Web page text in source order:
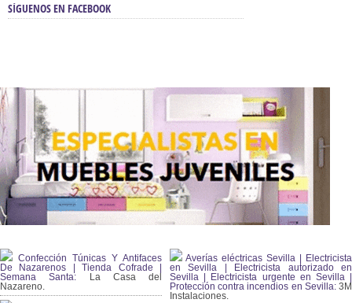
SÍGUENOS EN FACEBOOK
Confección Túnicas Y Antifaces
De Nazarenos | Tienda Cofrade |
Semana Santa: La Casa del
Nazareno.
Averías eléctricas Sevilla | Electricista
en Sevilla | Electricista autorizado en
Sevilla | Electricista urgente en Sevilla |
Protección contra incendios en Sevilla:3M
Instalaciones.